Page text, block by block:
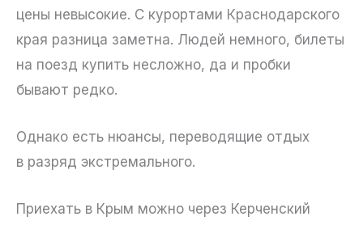
цены невысокие. С курортами Краснодарского
края разница заметна. Людей немного, билеты
на поезд купить несложно, да и пробки
бывают редко.
Однако есть нюансы, переводящие отдых
в разряд экстремального.
Приехать в Крым можно через Керченский